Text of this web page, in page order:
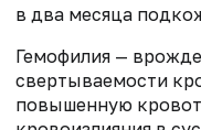
в два месяца
Гемофилия —
свертываемости
повышенную